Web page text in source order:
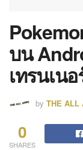
บน
เทรนเน
by THE ALL
0
SHARES